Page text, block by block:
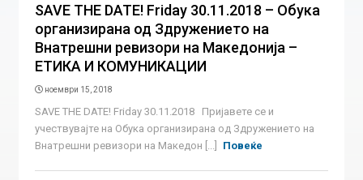
SAVE THE DATE! Friday 30.11.2018 – Обука
организирана од Здружението на
Внатрешни ревизори на Македонија –
ЕТИКА И КОМУНИКАЦИИ
ноември 15, 2018
SAVE THE DATE! Friday 30.11.2018 Пријавете се и
учествувајте на Обука организирана од Здружението на
Внатрешни ревизори на Македон [...]
Повеќе